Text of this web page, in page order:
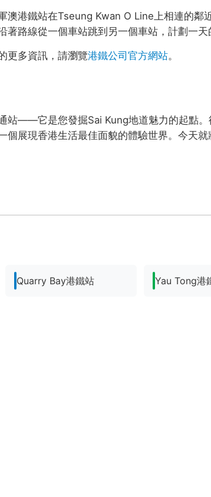
澳港鐵站在Tseung Kwan O Line上相連的鄰
著路線從一個車站跳到另一個車站，計劃一天
更多資訊，請瀏覽港鐵公司官方網站。
站——它是您發掘Sai Kung地道魅力的起點。
個展現香港生活最佳面貌的體驗世界。今天
Quarry Bay港鐵站 Yau Tong港